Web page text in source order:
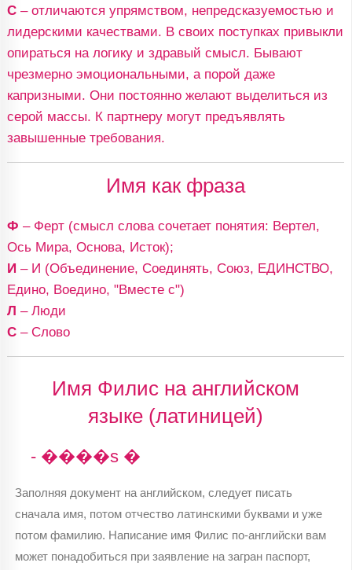
С– отличаются упрямством, непредсказуемостью и
лидерскими качествами. В своих поступках привыкли
опираться на логику и здравый смысл. Бывают
чрезмерно эмоциональными, а порой даже
капризными. Они постоянно желают выделиться из
серой массы. К партнеру могут предъявлять
завышенные требования.
Имя как фраза
Ф – Ферт (смысл слова сочетает понятия: Вертел,
Ось Мира, Основа, Исток);
И – И (Объединение, Соединять, Союз, ЕДИНСТВО,
Едино, Воедино, "Вместе с")
Л – Люди
С– Слово
Имя Филис на английском
языке (латиницей)
- ����s �
Заполняя документ на английском, следует писать
сначала имя, потом отчество латинскими буквами и уже
потом фамилию. Написание имя Филис по-английски вам
может понадобиться при заявление на загран паспорт,